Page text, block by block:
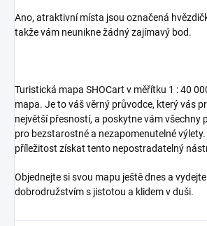
Ano, atraktivní místa jsou označená
takže vám neunikne žádný zajímavý bod.
Turistická mapa SHOCart v měřítku 1 : 40
mapa. Je to váš věrný průvodce, který vás
největší přesností, a poskytne vám všechny
pro bezstarostné a nezapomenutelné
příležitost získat tento nepostradatelný
Objednejte si svou mapu ještě dnes a
dobrodružstvím s jistotou a klidem v duši.